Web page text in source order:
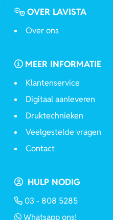
OVER LAVISTA
Over ons
MEER INFORMATIE
Klantenservice
Digitaal aanleveren
Druktechnieken
Veelgestelde vragen
Contact
HULP NODIG
03 - 808 5285
Whatsapp ons!